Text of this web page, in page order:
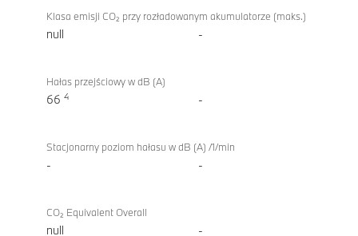
Klasa emisji CO₂ przy rozładowanym akumulatorze (maks.)
null -
Hałas przejściowy w dB (A)
66 4 -
Stacjonarny poziom hałasu w dB (A) /1/min
- -
CO₂ Equivalent Overall
null -